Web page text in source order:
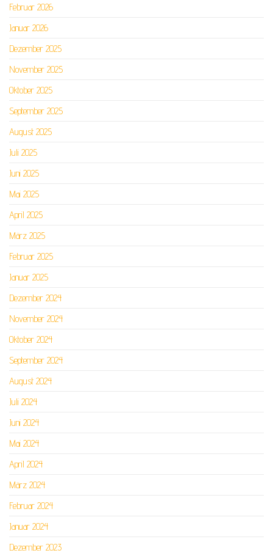
Februar 2026
Januar 2026
Dezember 2025
November 2025
Oktober 2025
September 2025
August 2025
Juli 2025
Juni 2025
Mai 2025
April 2025
März 2025
Februar 2025
Januar 2025
Dezember 2024
November 2024
Oktober 2024
September 2024
August 2024
Juli 2024
Juni 2024
Mai 2024
April 2024
März 2024
Februar 2024
Januar 2024
Dezember 2023